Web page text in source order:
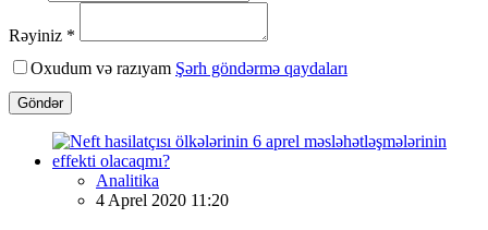
Rəyiniz *
Oxudum və razıyam Şərh göndərmə qaydaları
Göndər
Analitika
4 Aprel 2020 11:20